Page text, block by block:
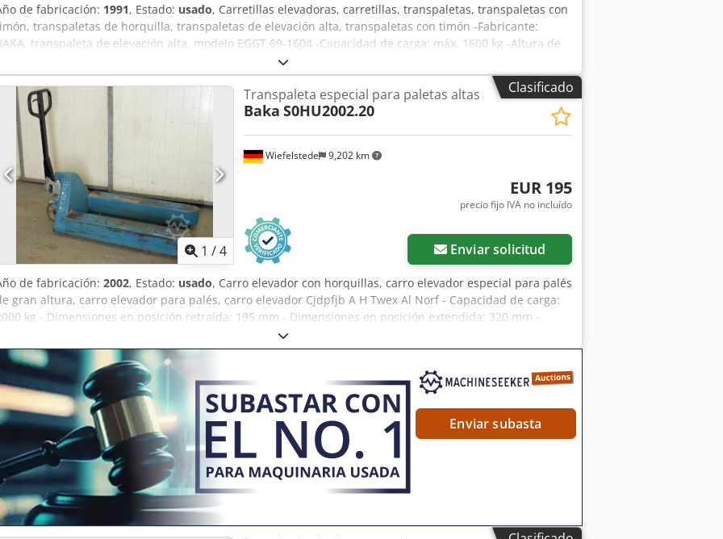
de fabricación: 1991, Estado: usado, Carretillas elevadoras, carretillas, transpaletas, transpaletas con
transpaletas de horquilla, transpaletas de elevación alta, transpaletas con timón -Fabricante:
transpaleta de elevación alta, modelo EGGT 69-1604 -Capacidad de carga: máx. 1600 kg -Altura de
elevación: 2250 mm -Altura propia: 1670 mm -Ancho: 870 mm -Longitud: sin horquillas, 1630 mm -
longitud 800 mm / 80 x 40 mm -Sin batería: la batería está defectuosa, se puede reemplazar
con un costo adicional -Dimensiones: 2500/870/H1670 mm Crsdpfx Aeg N Tuwol Nof -Peso propio: 2050 kg
Clasificado
1 /4
Wiefelstede 9,202 km
Transpaleta especial para paletas altas
Baka S0HU2002.20
EUR 195
precio fijo IVA no incluído
Enviar solicitud
de fabricación: 2002, Estado: usado, Carro elevador con horquillas, carro elevador especial para palés
gran altura, carro elevador para palés, carro elevador Cjdpfjb A H Twex Al Norf - Capacidad de carga:
kg - Dimensiones en posición retraída: 195 mm - Dimensiones en posición extendida: 320 mm -
Longitud de las horquillas: 1010 mm - Distancia entre horquillas (exterior): 665 mm - Distancia entre
(interior): 345 mm - Peso propio: 105 kg
Enviar subasta